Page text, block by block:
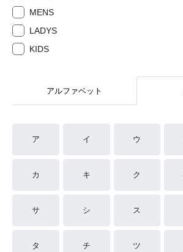
MENS
LADYS
KIDS
アルファベット
ア イ ウ
カ キ ク
サ シ ス
タ チ ツ